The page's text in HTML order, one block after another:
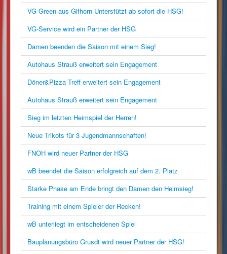
VG Green aus Gifhorn Unterstützt ab sofort die HSG!
VG-Service wird ein Partner der HSG
Damen beenden die Saison mit einem Sieg!
Autohaus Strauß erweitert sein Engagement
Döner&Pizza Treff erweitert sein Engagement
Autohaus Strauß erweitert sein Engagement
Sieg im letzten Heimspiel der Herren!
Neue Trikots für 3 Jugendmannschaften!
FNOH wird neuer Partner der HSG
wB beendet die Saison erfolgreich auf dem 2. Platz
Starke Phase am Ende bringt den Damen den Heimsieg!
Training mit einem Spieler der Recken!
wB unterliegt im entscheidenen Spiel
Bauplanungsbüro Grusdt wird neuer Partner der HSG!